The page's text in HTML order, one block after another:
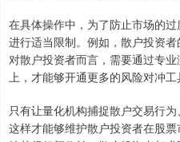
在具体操作中，为了防止市场的
进行适当限制。例如，散户投资
对散户投资者而言，需要通过专
上，才能够开通更多的风险对冲工
只有让量化机构捕捉散户交易行
这样才能够维护散户投资者在股